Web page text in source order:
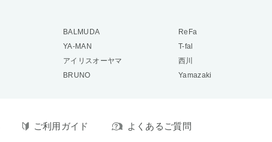
BALMUDA
ReFa
YA-MAN
T-fal
アイリスオーヤマ
西川
BRUNO Yamazaki
ご利用ガイド よくあるご質問